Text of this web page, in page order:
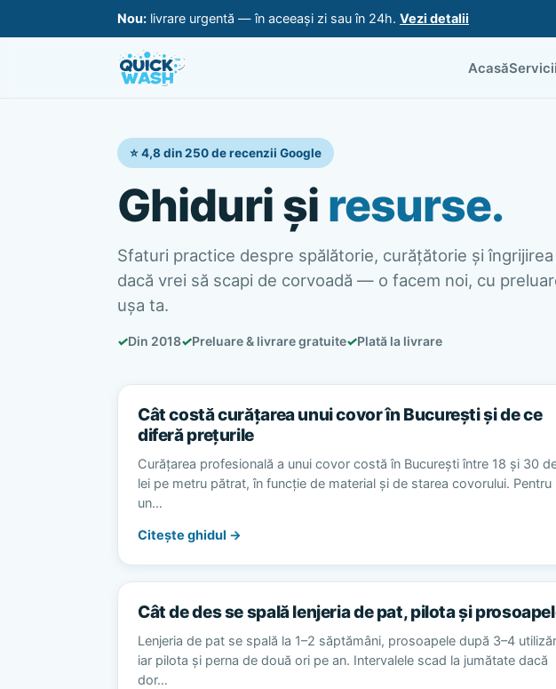
Nou: livrare urgentă — în aceeași zi sau în 24h. Vezi detalii
AcasăServicii
⭐ 4,8 din 250 de recenzii Google
Ghiduri și resurse.
Sfaturi practice despre spălătorie, curățătorie și îngrijirea
dacă vrei să scapi de corvoadă — o facem noi, cu
ușa ta.
✓Din 2018✓Preluare & livrare gratuite✓Plată la livrare
Cât costă curățarea unui covor în București și de ce
diferă prețurile
Curățarea profesională a unui covor costă în București între 18 și 30
lei pe metru pătrat, în funcție de material și de starea covorului. Pentru
un…
Citește ghidul →
Cât de des se spală lenjeria de pat, pilota și
Lenjeria de pat se spală la 1–2 săptămâni, prosoapele după 3–4
iar pilota și perna de două ori pe an. Intervalele scad la jumătate dacă
dor…